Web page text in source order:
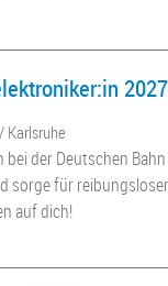
2027
/ Karlsruhe
der Deutschen
sorge für
auf dich!